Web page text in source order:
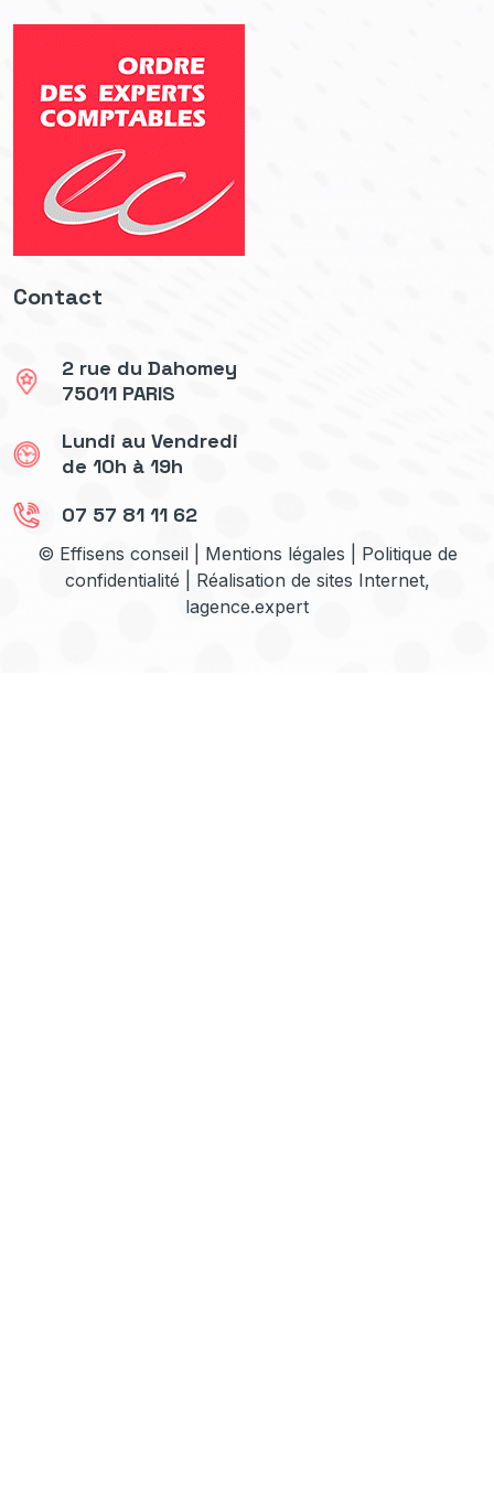
Contact
2 rue du Dahomey
75011 PARIS
Lundi au Vendredi
de 10h à 19h
07 57 81 11 62
© Effisens conseil | Mentions légales
Politique de
confidentialité | Réalisation de sites Internet,
lagence.expert